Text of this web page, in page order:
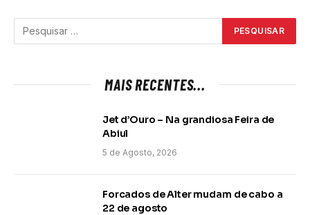
MAIS RECENTES...
Jet d’Ouro – Na grandiosa Feira de
Abiul
5 de Agosto, 2026
Forcados de Alter mudam de cabo a
22 de agosto